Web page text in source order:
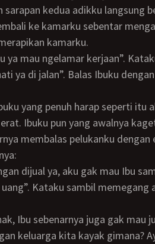
sarapan kedua adikku langsung
ke kamarku sebentar
kamarku.
ya mau ngelamar kerjaan”.
Ibuku pun yang awalnya
membalas pelukanku
Kataku sambil
keluarga kita kayak gimana?